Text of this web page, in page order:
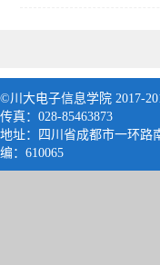
©川大电子信息学院 2017-
传真：028-85463873
地址：四川省成都市一环路
编：610065